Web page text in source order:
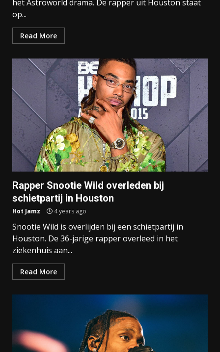
het Astroworld drama. De rapper uit Houston staat
op...
Read More
Rapper Snootie Wild overleden bij
schietpartij in Houston
Hot Jamz 4 years ago
Snootie Wild is overlijden bij een schietpartij in
Houston. De 36-jarige rapper overleed in het
ziekenhuis aan...
Read More